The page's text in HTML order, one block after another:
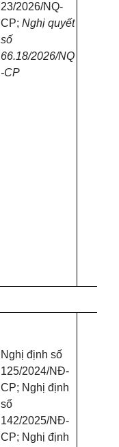
23/2026/NQ-
CP; Nghị quyết
số
66.18/2026/NQ
-CP
Nghị định số
125/2024/NĐ-
CP; Nghị định
số
142/2025/NĐ-
CP; Nghị định